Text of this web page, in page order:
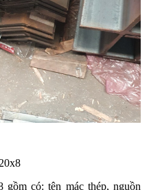
gồm có: tên mác thép, nguồn